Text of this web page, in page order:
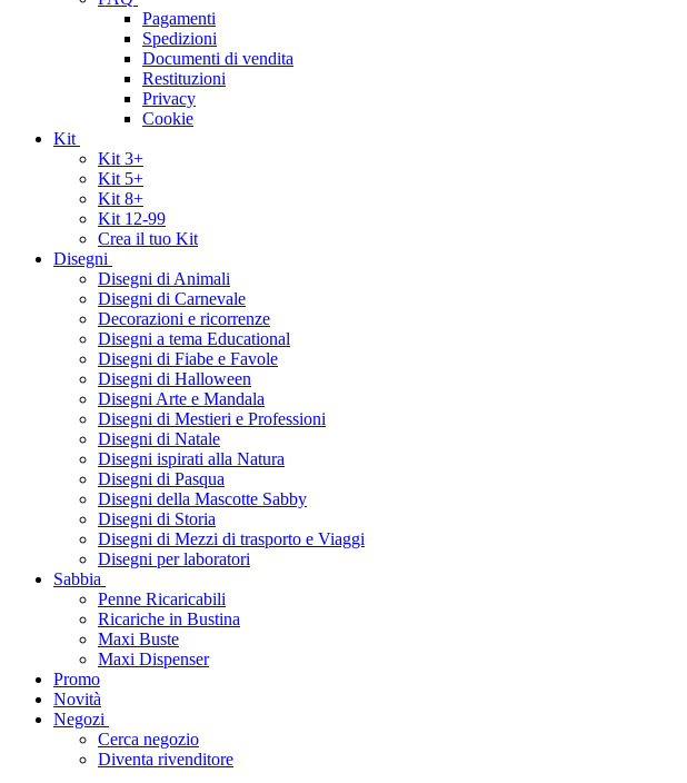
Pagamenti
Spedizioni
Documenti di vendita
Restituzioni
Privacy
Cookie
Kit
Kit 3+
Kit 5+
Kit 8+
Kit 12-99
Crea il tuo Kit
Disegni
Disegni di Animali
Disegni di Carnevale
Decorazioni e ricorrenze
Disegni a tema Educational
Disegni di Fiabe e Favole
Disegni di Halloween
Disegni Arte e Mandala
Disegni di Mestieri e Professioni
Disegni di Natale
Disegni ispirati alla Natura
Disegni di Pasqua
Disegni della Mascotte Sabby
Disegni di Storia
Disegni di Mezzi di trasporto e Viaggi
Disegni per laboratori
Sabbia
Penne Ricaricabili
Ricariche in Bustina
Maxi Buste
Maxi Dispenser
Promo
Novità
Negozi
Cerca negozio
Diventa rivenditore